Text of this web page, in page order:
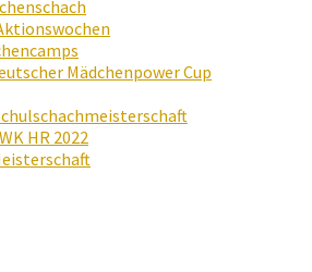
Mädchenpower Cup
HR 2022